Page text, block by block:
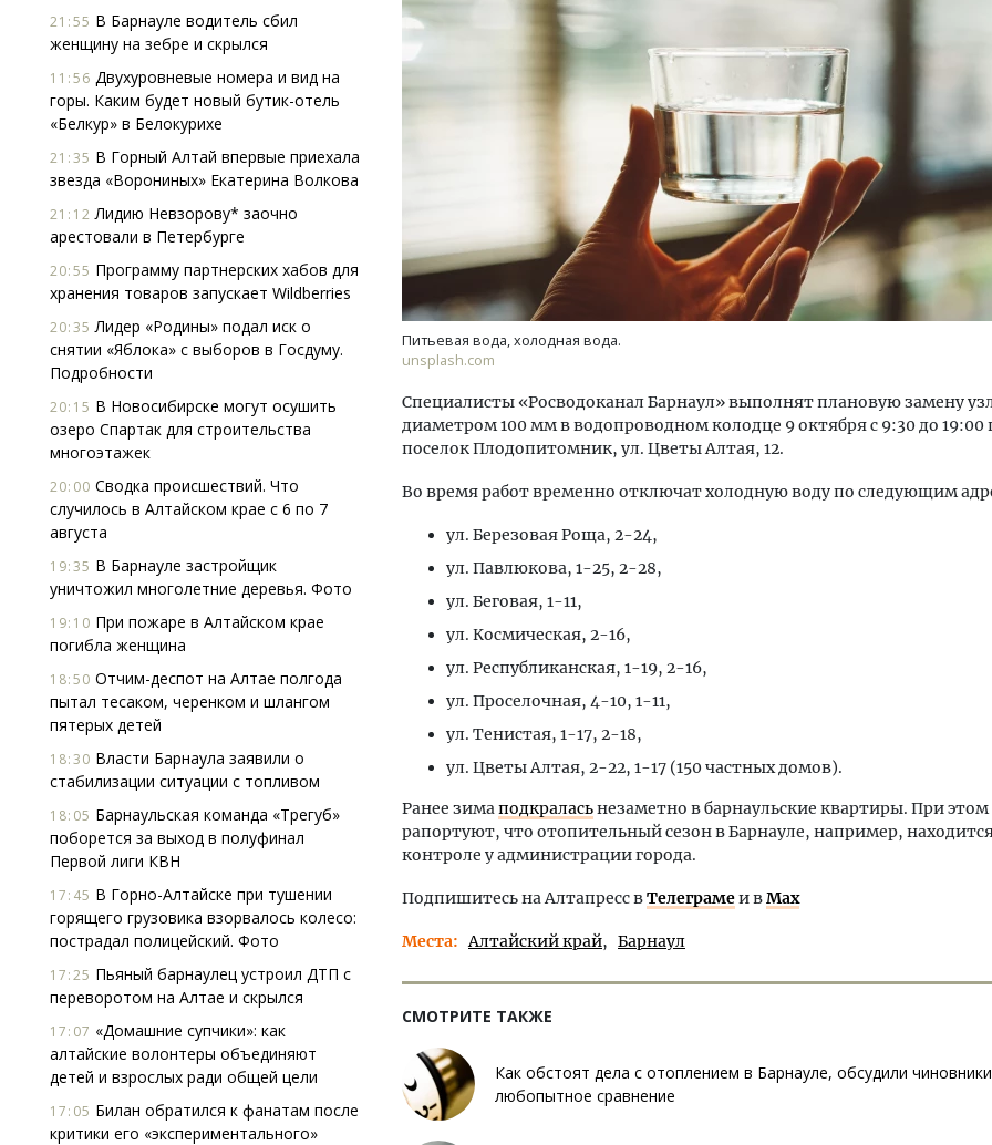
21:55 В Барнауле водитель сбил
женщину на зебре и скрылся
11:56 Двухуровневые номера и вид на
горы. Каким будет новый бутик-отель
«Белкур» в Белокурихе
21:35 В Горный Алтай впервые приехала
звезда «Ворониных» Екатерина Волкова
21:12 Лидию Невзорову* заочно
арестовали в Петербурге
20:55 Программу партнерских хабов для
хранения товаров запускает Wildberries
20:35 Лидер «Родины» подал иск о
снятии «Яблока» с выборов в Госдуму.
Подробности
20:15 В Новосибирске могут осушить
озеро Спартак для строительства
многоэтажек
20:00 Сводка происшествий. Что
случилось в Алтайском крае с 6 по 7
августа
19:35 В Барнауле застройщик
уничтожил многолетние деревья. Фото
19:10 При пожаре в Алтайском крае
погибла женщина
18:50 Отчим-деспот на Алтае полгода
пытал тесаком, черенком и шлангом
пятерых детей
18:30 Власти Барнаула заявили о
стабилизации ситуации с топливом
18:05 Барнаульская команда «Трегуб»
поборется за выход в полуфинал
Первой лиги КВН
17:45 В Горно-Алтайске при тушении
горящего грузовика взорвалось колесо:
пострадал полицейский. Фото
17:25 Пьяный барнаулец устроил ДТП с
переворотом на Алтае и скрылся
17:07 «Домашние супчики»: как
алтайские волонтеры объединяют
детей и взрослых ради общей цели
17:05 Билан обратился к фанатам после
критики его «экспериментального»
Питьевая вода, холодная вода.
unsplash.com
Специалисты «Росводоканал Барнаул» выполнят плановую замену
диаметром 100 мм в водопроводном колодце 9 октября с 9:30 до 19:00
поселок Плодопитомник, ул. Цветы Алтая, 12.
Во время работ временно отключат холодную воду по следующим
ул. Березовая Роща, 2-24,
ул. Павлюкова, 1-25, 2-28,
ул. Беговая, 1-11,
ул. Космическая, 2-16,
ул. Республиканская, 1-19, 2-16,
ул. Проселочная, 4-10, 1-11,
ул. Тенистая, 1-17, 2-18,
ул. Цветы Алтая, 2-22, 1-17 (150 частных домов).
Ранее зимаподкраласьнезаметно в барнаульские квартиры. При этом
рапортуют, что отопительный сезон в Барнауле, например,
контроле у администрации города.
Подпишитесь на Алтапресс вТелеграмеи вMax
Места Алтайский край Барнаул
СМОТРИТЕ ТАКЖЕ
Как обстоят дела с отоплением в Барнауле, обсудили
любопытное сравнение
Ищем новые берега. Гендиректор
«Жилищной инициативы» Юрий
Гатилов — о том, как девелоперу
оставаться на плаву, когда рынок
штормит
СТРОИТЕЛЬСТВО
Архитектурный код начинается с
плитами становится новым
СТРОИТЕЛЬСТВО
Смелость архитектурных
СТРОИТЕЛЬСТВО